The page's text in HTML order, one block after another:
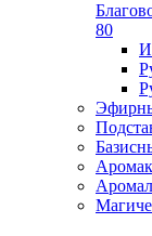
80